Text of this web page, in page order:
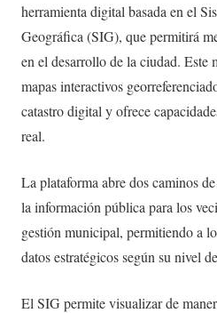
herramienta digital basada en el
Geográfica (SIG), que permitirá
en el desarrollo de la ciudad. Este
mapas interactivos
catastro digital y ofrece
real.
La plataforma abre dos caminos
la información pública para los
gestión municipal, permitiendo a
datos estratégicos según su nivel
El SIG permite visualizar de